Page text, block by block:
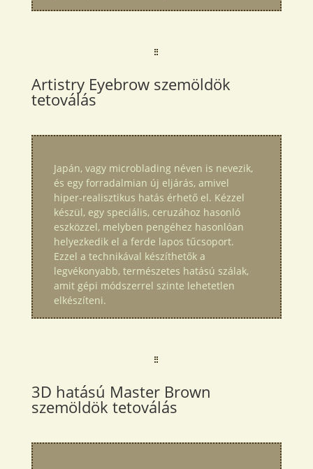
Artistry Eyebrow szemöldök
tetoválás
Japán, vagy microblading néven is nevezik,
és egy forradalmian új eljárás, amivel
hiper-realisztikus hatás érhető el. Kézzel
készül, egy speciális, ceruzához hasonló
eszközzel, melyben pengéhez hasonlóan
helyezkedik el a ferde lapos tűcsoport.
Ezzel a technikával készíthetők a
legvékonyabb, természetes hatású szálak,
amit gépi módszerrel szinte lehetetlen
elkészíteni.
3D hatású Master Brown
szemöldök tetoválás